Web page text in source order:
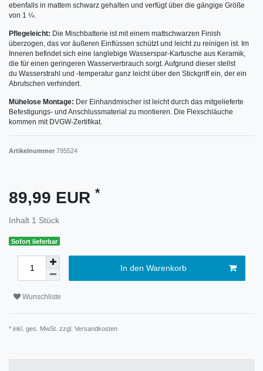
ebenfalls in mattem schwarz gehalten und verfügt über die gängige Größe
von 1 ¼.
Pflegeleicht: Die Mischbatterie ist mit einem mattschwarzen Finish
überzogen, das vor äußeren Einflüssen schützt und leicht zu reinigen ist. Im
Inneren befindet sich eine langlebige Wasserspar-Kartusche aus Keramik,
die für einen geringeren Wasserverbrauch sorgt. Aufgrund dieser stellst
du Wasserstrahl und -temperatur ganz leicht über den Stickgriff ein, der ein
Abrutschen verhindert.
Mühelose Montage: Der Einhandmischer ist leicht durch das mitgelieferte
Befestigungs- und Anschlussmaterial zu montieren. Die Flexschläuche
kommen mit DVGW-Zertifikat.
Artikelnummer 795524
89,99 EUR *
Inhalt 1 Stück
Sofort lieferbar
In den Warenkorb
Wunschliste
* inkl. ges. MwSt. zzgl. Versandkosten